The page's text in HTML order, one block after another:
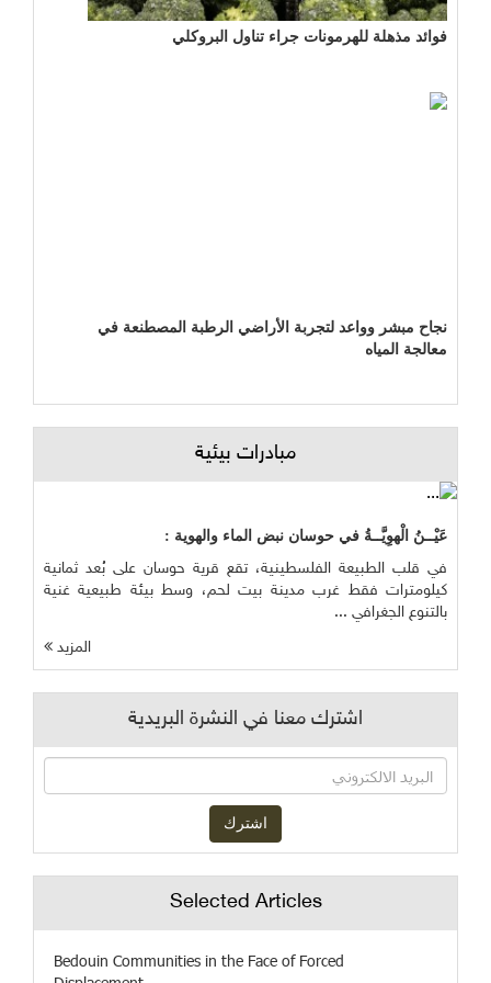
فوائد مذهلة للهرمونات جراء تناول البروكلي
نجاح مبشر وواعد لتجربة الأراضي الرطبة المصطنعة في
معالجة المياه
مبادرات بيئية
عَيْــنُ الْهوِيَّــةُ في حوسان نبض الماء والهوية :
في قلب الطبيعة الفلسطينية، تقع قرية حوسان على بُعد ثمانية
كيلومترات فقط غرب مدينة بيت لحم، وسط بيئة طبيعية غنية
بالتنوع الجغرافي ...
المزيد
اشترك معنا في النشرة البريدية
Selected Articles
Bedouin Communities in the Face of Forced